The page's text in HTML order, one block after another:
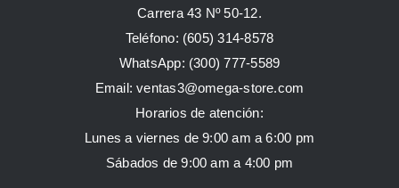
Carrera 43 Nº 50-12.
Teléfono: (605) 314-8578
WhatsApp: (300) 777-5589
Email: ventas3@omega-store.com
Horarios de atención:
Lunes a viernes de 9:00 am a 6:00 pm
Sábados de 9:00 am a 4:00 pm